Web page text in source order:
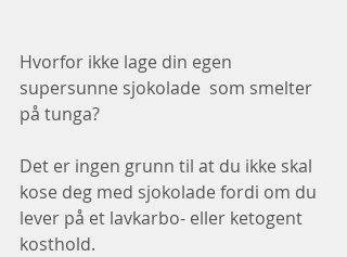
Hvorfor ikke lage din egen
supersunne sjokolade  som smelter
på tunga?
Det er ingen grunn til at du ikke skal
kose deg med sjokolade fordi om du
lever på et lavkarbo- eller ketogent
kosthold.